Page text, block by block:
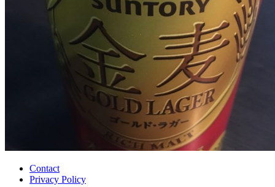
Contact
Privacy Policy